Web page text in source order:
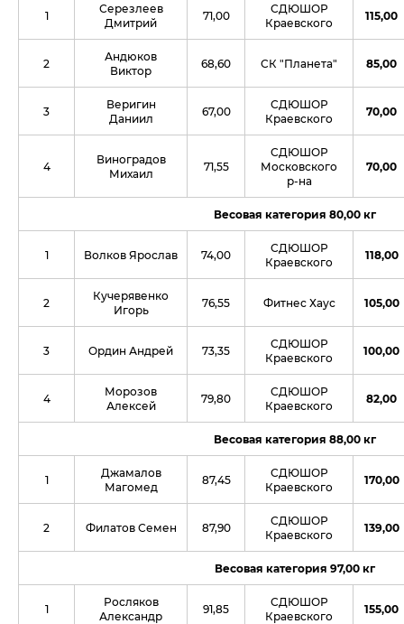
1
Серезлеев
Дмитрий
71,00
СДЮШОР
Краевского
115,00
2
Андюков
Виктор
68,60 СК "Планета" 85,00
3
Веригин
Даниил
67,00
СДЮШОР
Краевского
70,00
4
Виноградов
Михаил
71,55
СДЮШОР
Московского
р-на
70,00
Весовая категория 80,00 кг
1 Волков Ярослав 74,00
СДЮШОР
Краевского
118,00
2
Кучерявенко
Игорь
76,55 Фитнес Хаус 105,00
3 Ордин Андрей 73,35
СДЮШОР
Краевского
100,00
4
Морозов
Алексей
79,80
СДЮШОР
Краевского
82,00
Весовая категория 88,00 кг
1
Джамалов
Магомед
87,45
СДЮШОР
Краевского
170,00
2 Филатов Семен 87,90
СДЮШОР
Краевского
139,00
Весовая категория 97,00 кг
1
Росляков
Александр
91,85
СДЮШОР
Краевского
155,00